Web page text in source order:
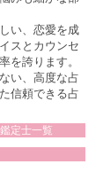
い、恋愛を成
スとカウンセ
を誇ります。
い、高度な占
信頼できる占
鑑定士一覧